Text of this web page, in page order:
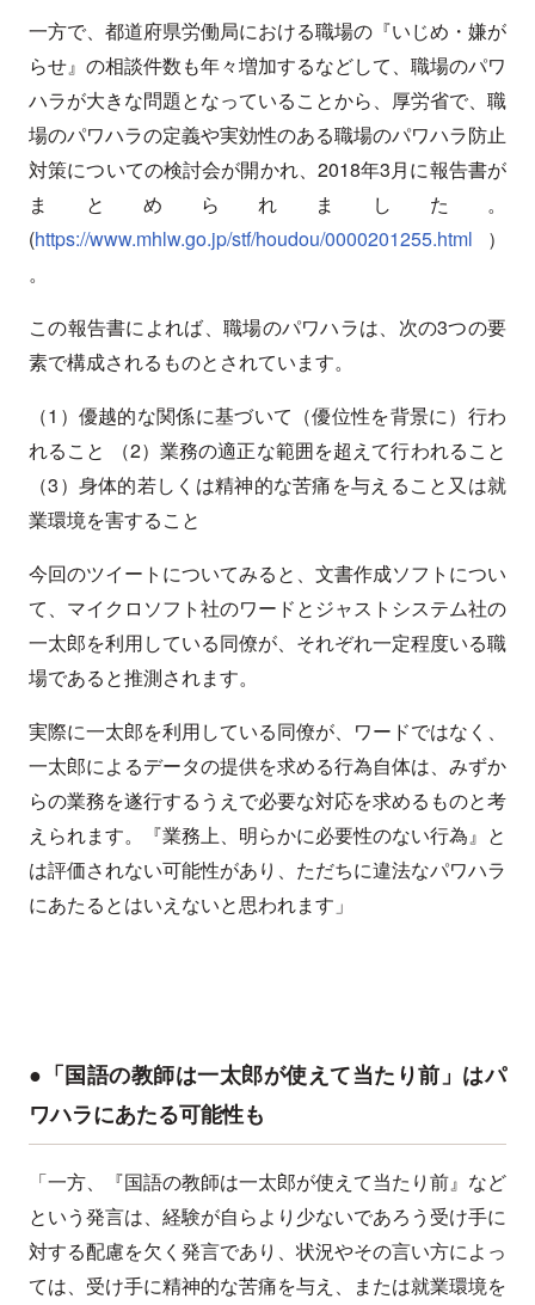
一方で、都道府県労働局における職場の『いじめ・嫌が
らせ』の相談件数も年々増加するなどして、職場のパワ
ハラが大きな問題となっていることから、厚労省で、職
場のパワハラの定義や実効性のある職場のパワハラ防止
対策についての検討会が開かれ、2018年3月に報告書が
まとめられました。
(https://www.mhlw.go.jp/stf/houdou/0000201255.html ）
。
この報告書によれば、職場のパワハラは、次の3つの要
素で構成されるものとされています。
（1）優越的な関係に基づいて（優位性を背景に）行わ
れること （2）業務の適正な範囲を超えて行われること
（3）身体的若しくは精神的な苦痛を与えること又は就
業環境を害すること
今回のツイートについてみると、文書作成ソフトについ
て、マイクロソフト社のワードとジャストシステム社の
一太郎を利用している同僚が、それぞれ一定程度いる職
場であると推測されます。
実際に一太郎を利用している同僚が、ワードではなく、
一太郎によるデータの提供を求める行為自体は、みずか
らの業務を遂行するうえで必要な対応を求めるものと考
えられます。『業務上、明らかに必要性のない行為』と
は評価されない可能性があり、ただちに違法なパワハラ
にあたるとはいえないと思われます」
●「国語の教師は一太郎が使えて当たり前」はパ
ワハラにあたる可能性も
「一方、『国語の教師は一太郎が使えて当たり前』など
という発言は、経験が自らより少ないであろう受け手に
対する配慮を欠く発言であり、状況やその言い方によっ
ては、受け手に精神的な苦痛を与え、または就業環境を